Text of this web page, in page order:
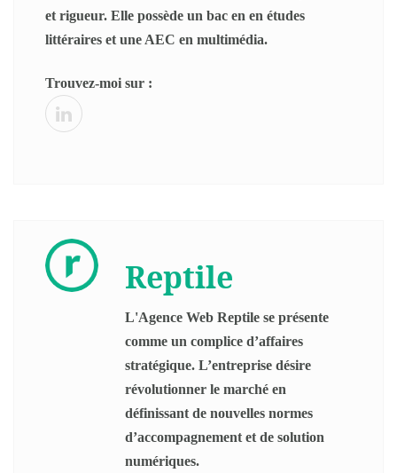
et rigueur. Elle possède un bac en en études
littéraires et une AEC en multimédia.
Trouvez-moi sur :
Reptile
L'Agence Web Reptile se présente
comme un complice d’affaires
stratégique. L’entreprise désire
révolutionner le marché en
définissant de nouvelles normes
d’accompagnement et de solution
numériques.